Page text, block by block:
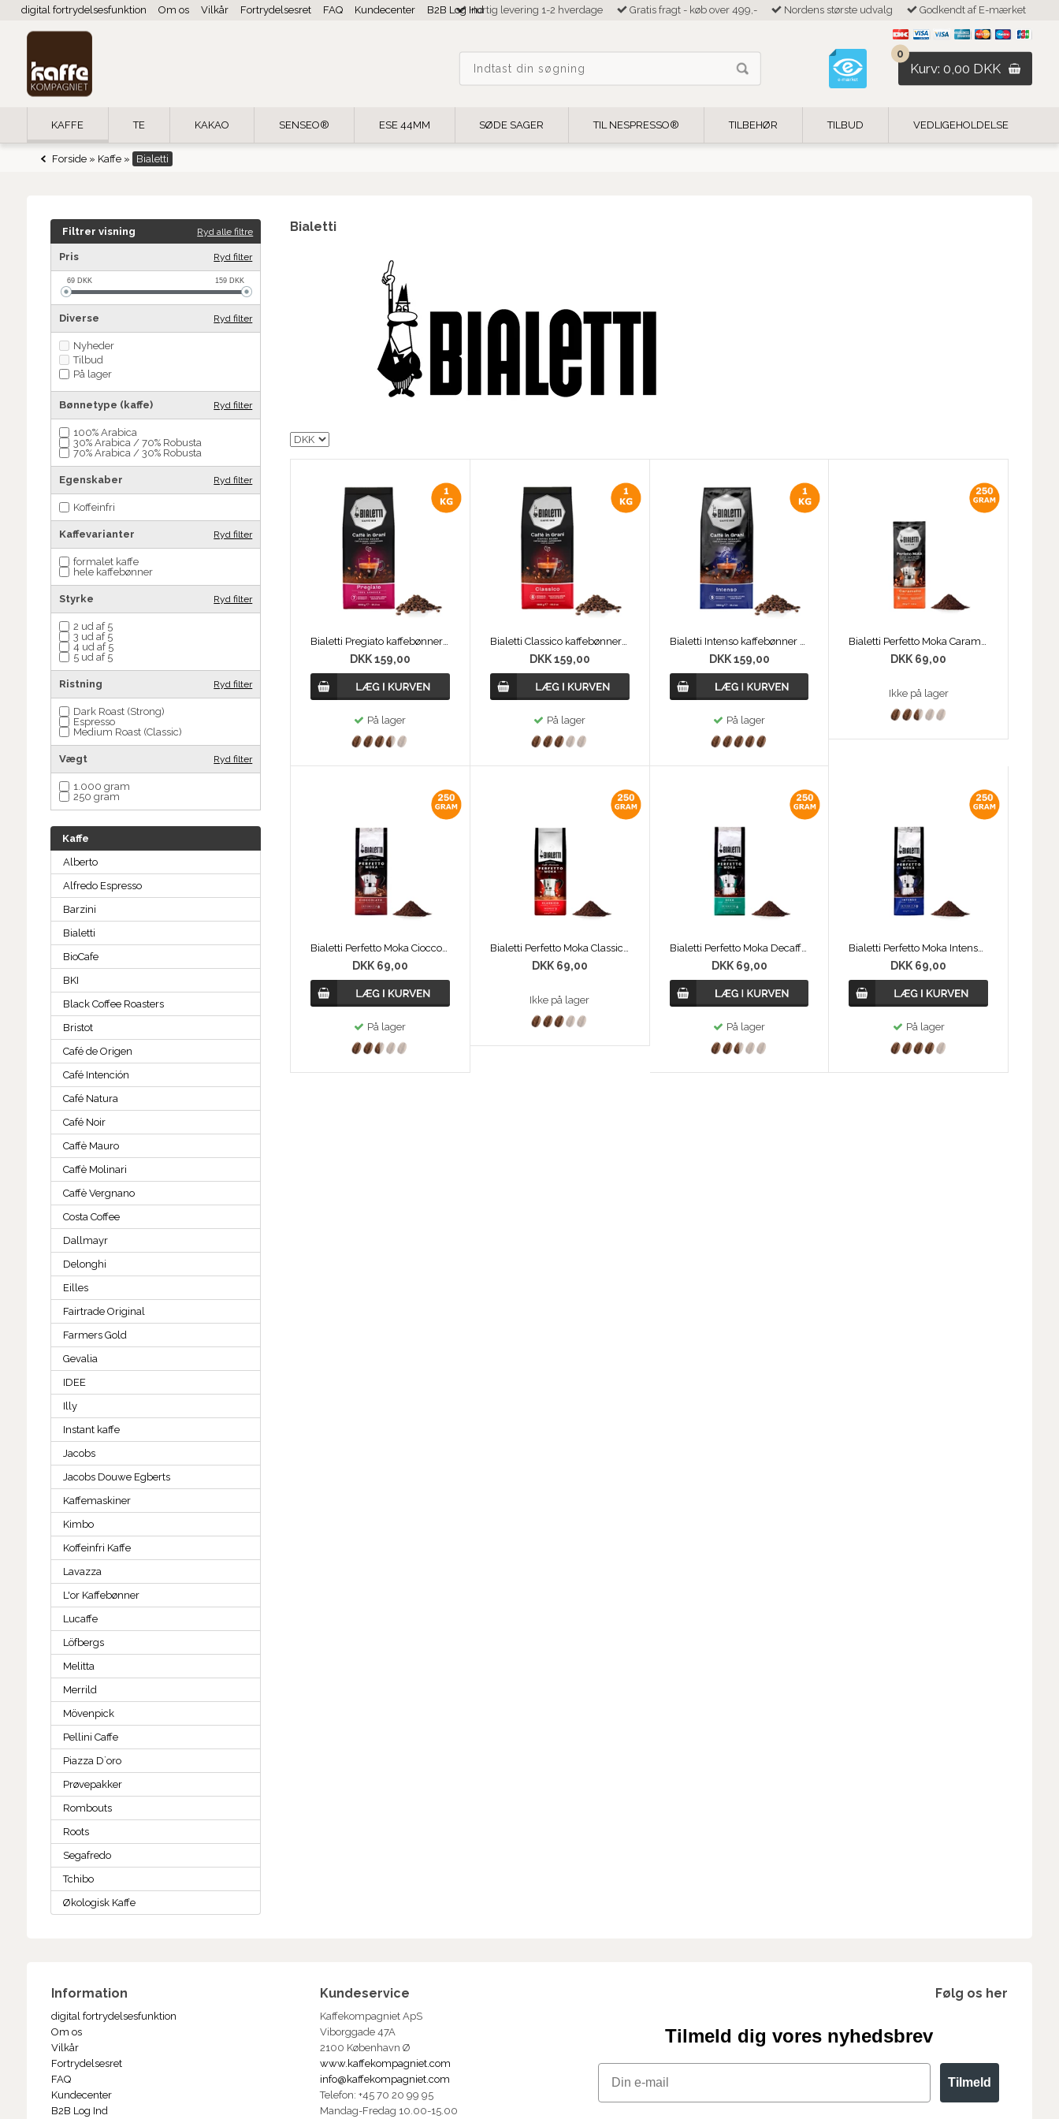
digital fortrydelsesfunktion Om os Vilkår Fortrydelsesret FAQ Kundecenter B2B Log IndHurtig levering 1-2 hverdage Gratis fragt - køb over 499,- Nordens største udvalg Godkendt af E-mærket
0
Kurv: 0,00 DKK
KAFFE TE KAKAO SENSEO® ESE 44MM SØDE SAGER TIL NESPRESSO® TILBEHØR TILBUD VEDLIGEHOLDELSE
Forside» Kaffe» Bialetti
Filtrer visning Ryd alle filtre
Pris Ryd filter
69DKK 159DKK
Diverse Ryd filter
Nyheder
Tilbud
På lager
Bønnetype (kaffe) Ryd filter
100% Arabica
30% Arabica / 70% Robusta
70% Arabica / 30% Robusta
Egenskaber Ryd filter
Koffeinfri
Kaffevarianter Ryd filter
formalet kaffe
hele kaffebønner
Styrke Ryd filter
2 ud af 5
3 ud af 5
4 ud af 5
5 ud af 5
Ristning Ryd filter
Dark Roast (Strong)
Espresso
Medium Roast (Classic)
Vægt Ryd filter
1.000 gram
250 gram
Kaffe
Alberto
Alfredo Espresso
Barzini
Bialetti
BioCafe
BKI
Black Coffee Roasters
Bristot
Café de Origen
Café Intención
Café Natura
Café Noir
Caffè Mauro
Caffè Molinari
Caffè Vergnano
Costa Coffee
Dallmayr
Delonghi
Eilles
Fairtrade Original
Farmers Gold
Gevalia
IDEE
Illy
Instant kaffe
Jacobs
Jacobs Douwe Egberts
Kaffemaskiner
Kimbo
Koffeinfri Kaffe
Lavazza
L'or Kaffebønner
Lucaffe
Löfbergs
Melitta
Merrild
Mövenpick
Pellini Caffe
Piazza D`oro
Prøvepakker
Rombouts
Roots
Segafredo
Tchibo
Økologisk Kaffe
Bialetti
Bialetti Pregiato kaffebønner 1 kg
DKK 159,00
På lager
Bialetti Classico kaffebønner 1kg
DKK 159,00
På lager
Bialetti Intenso kaffebønner 1 kg
DKK 159,00
På lager
Bialetti Perfetto Moka Caramello 250g
DKK 69,00
Ikke på lager
Bialetti Perfetto Moka Cioccolato 250g
DKK 69,00
På lager
DKK 69,00
Ikke på lager
Bialetti Perfetto Moka Decaffeinato 250g
DKK 69,00
På lager
DKK 69,00
På lager
Information
digital fortrydelsesfunktion
Om os
Vilkår
Fortrydelsesret
FAQ
Kundecenter
B2B Log Ind
Kundeservice
Kaffekompagniet ApS
Viborggade 47A
2100 København Ø
www.kaffekompagniet.com
info@kaffekompagniet.com
Telefon: +45 70 20 99 95
Mandag-Fredag 10.00-15.00
Følg os her
Tilmeld dig vores nyhedsbrev
Email
Tilmeld